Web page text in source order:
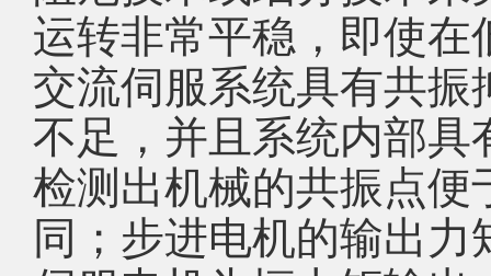
运转非常平稳，即使
交流伺服系统具有共
不足，并且系统内部具
检测出机械的共振点
同；步进电机的输出